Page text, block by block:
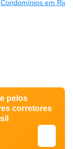
Condomínios em Rio
pelos
corretores